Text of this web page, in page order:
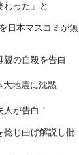
わった」と
日本マスコミが無
親の自殺を告白
大地震に沈黙
が告白！
捻じ曲げ解説し批